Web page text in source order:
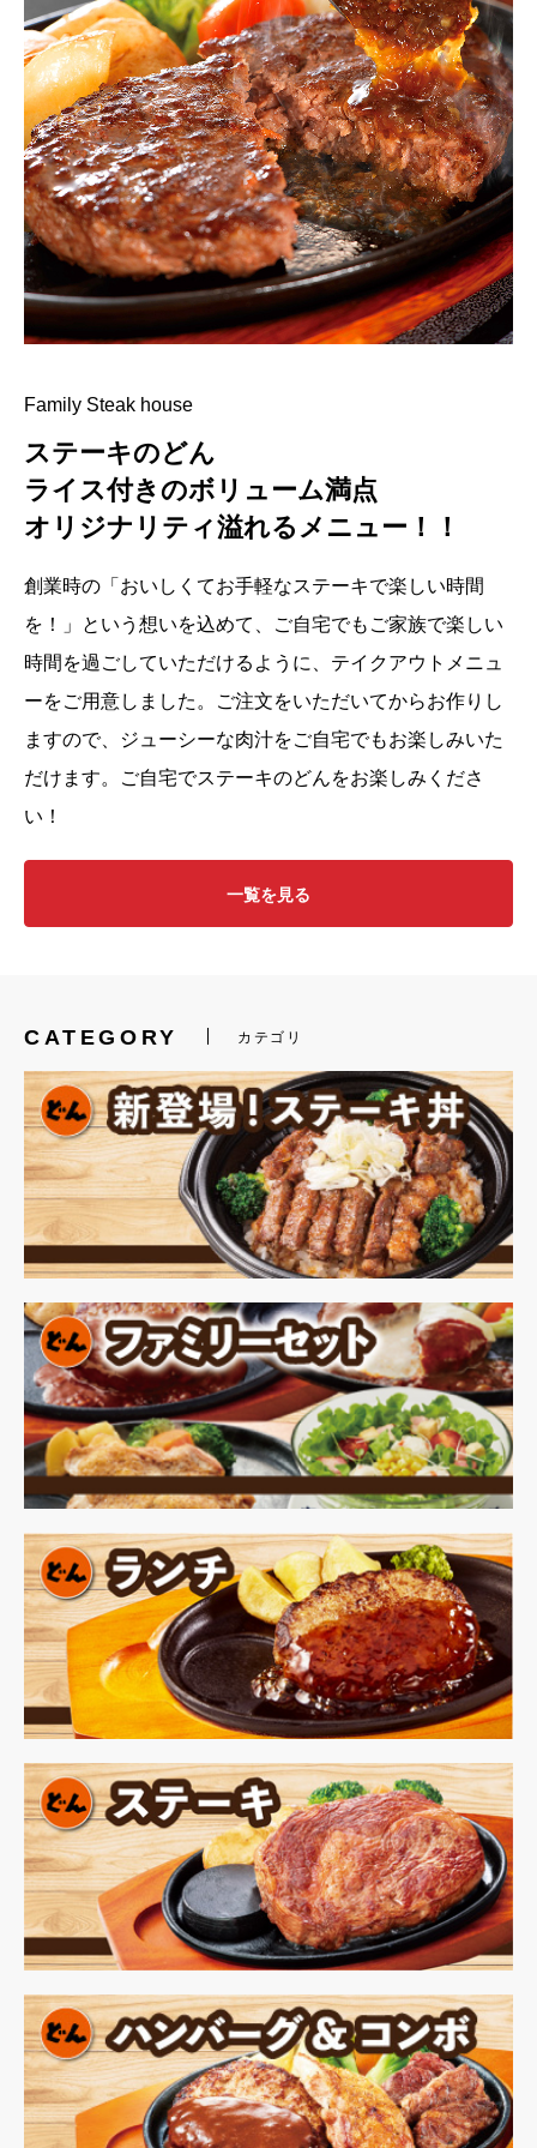
Family Steak house
ステーキのどん
ライス付きのボリューム満点
オリジナリティ溢れるメニュー！！
創業時の「おいしくてお手軽なステーキで楽しい時間
を！」という想いを込めて、
ご自宅でもご家族で楽しい
時間を過ごしていただけるように、 テイクアウトメニュ
ーをご用意しました。
ご注文をいただいてからお作りし
ますので、
ジューシーな肉汁をご自宅でもお楽しみいた
だけます。
ご自宅でステーキのどんをお楽しみくださ
い！
一覧を見る
CATEGORY カテゴリ